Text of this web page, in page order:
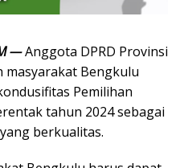
—Anggota DPRD Provinsi
masyarakat Bengkulu
Pemilihan
tahun 2024 sebagai
berkualitas.